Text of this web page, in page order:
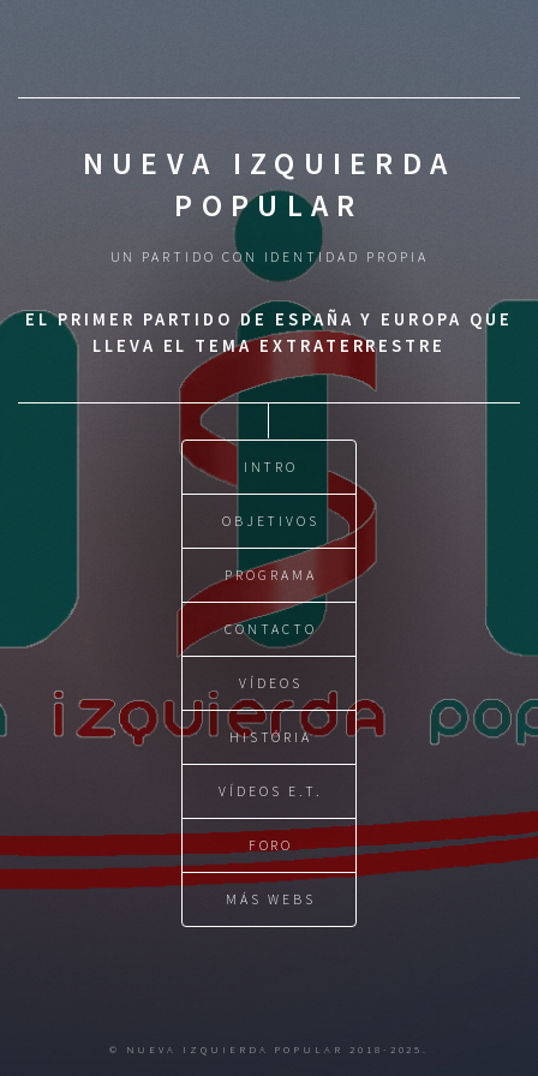
NUEVA IZQUIERDA
POPULAR
UN PARTIDO CON IDENTIDAD PROPIA
EL PRIMER PARTIDO DE ESPAÑA Y EUROPA QUE
LLEVA EL TEMA EXTRATERRESTRE
INTRO
OBJETIVOS
PROGRAMA
CONTACTO
VÍDEOS
HISTÓRIA
VÍDEOS E.T.
FORO
MÁS WEBS
© NUEVA IZQUIERDA POPULAR 2018-2025.